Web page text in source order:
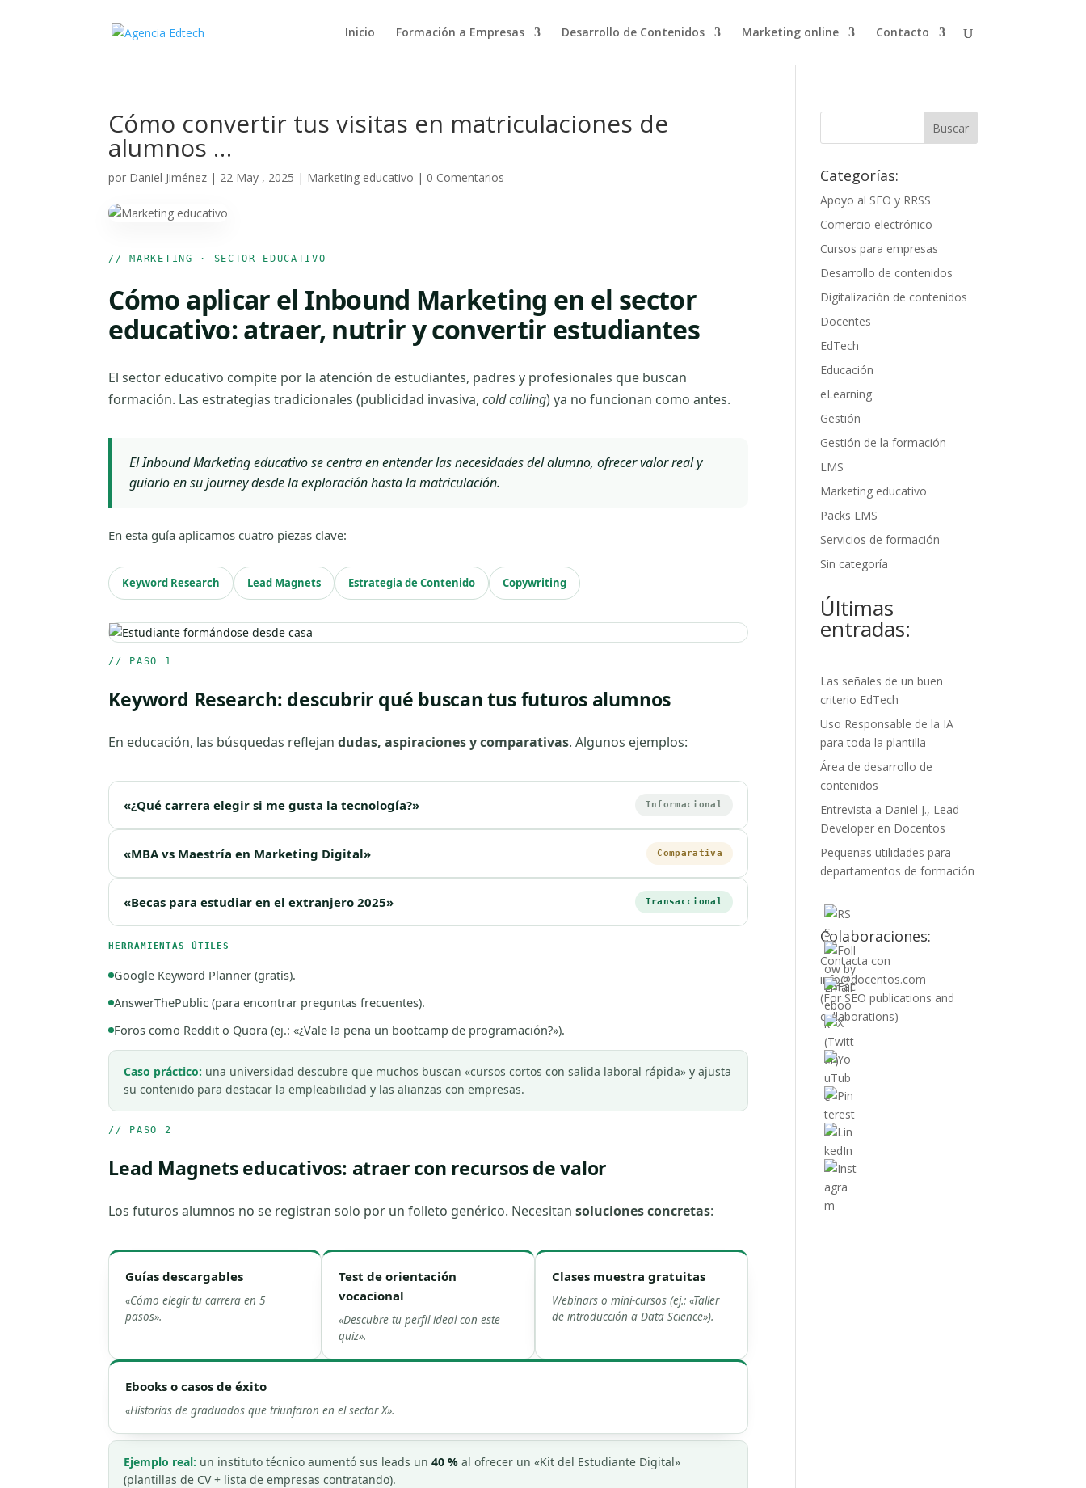
Inicio Formación a Empresas Desarrollo de Contenidos Marketing online Contacto
Cómo convertir tus visitas en matriculaciones de
alumnos …
por Daniel Jiménez | 22 May , 2025 | Marketing educativo | 0 Comentarios
// MARKETING · SECTOR EDUCATIVO
Cómo aplicar el Inbound Marketing en el sector
educativo: atraer, nutrir y convertir estudiantes
El sector educativo compite por la atención de estudiantes, padres y profesionales que buscan
formación. Las estrategias tradicionales (publicidad invasiva,cold calling) ya no funcionan como antes.
El Inbound Marketing educativo se centra en entender las necesidades del alumno, ofrecer valor real y
guiarlo en sujourneydesde la exploración hasta la matriculación.
En esta guía aplicamos cuatro piezas clave:
Keyword Research Lead Magnets Estrategia de Contenido Copywriting
// PASO 1
Keyword Research: descubrir qué buscan tus futuros alumnos
En educación, las búsquedas reflejandudas, aspiraciones y comparativas. Algunos ejemplos:
«¿Qué carrera elegir si me gusta la tecnología?» Informacional
«MBA vs Maestría en Marketing Digital» Comparativa
«Becas para estudiar en el extranjero 2025» Transaccional
HERRAMIENTAS ÚTILES
Google Keyword Planner (gratis).
AnswerThePublic (para encontrar preguntas frecuentes).
Foros como Reddit o Quora (ej.: «¿Vale la pena un bootcamp de programación?»).
Caso práctico: una universidad descubre que muchos buscan «cursos cortos con salida laboral rápida» y ajusta
su contenido para destacar la empleabilidad y las alianzas con empresas.
// PASO 2
Lead Magnets educativos: atraer con recursos de valor
Los futuros alumnos no se registran solo por un folleto genérico. Necesitansoluciones concretas:
Guías descargables
«Cómo elegir tu carrera en 5
pasos».
Test de orientación
vocacional
«Descubre tu perfil ideal con este
quiz».
Clases muestra gratuitas
Webinars o mini-cursos (ej.: «Taller
de introducción a Data Science»).
Ebooks o casos de éxito
«Historias de graduados que triunfaron en el sector X».
Ejemplo real: un instituto técnico aumentó sus leads un40 % al ofrecer un «Kit del Estudiante Digital»
(plantillas de CV + lista de empresas contratando).
Categorías:
Apoyo al SEO y RRSS
Comercio electrónico
Cursos para empresas
Desarrollo de contenidos
Digitalización de contenidos
Docentes
EdTech
Educación
eLearning
Gestión
Gestión de la formación
LMS
Marketing educativo
Packs LMS
Servicios de formación
Sin categoría
Últimas
entradas:
Las señales de un buen
criterio EdTech
Uso Responsable de la IA
para toda la plantilla
Área de desarrollo de
contenidos
Entrevista a Daniel J., Lead
Developer en Docentos
Pequeñas utilidades para
departamentos de formación
Colaboraciones:
Contacta con
info@docentos.com
(For SEO publications and
collaborations)